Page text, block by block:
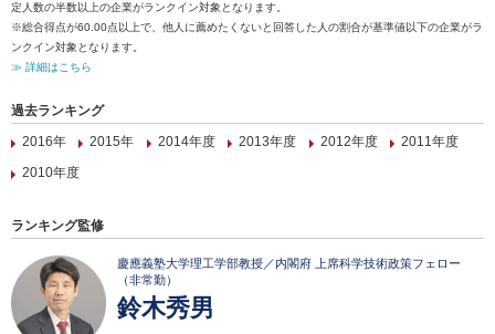
定人数の半数以上の企業がランクイン対象となります。
※総合得点が60.00点以上で、他人に薦めたくないと回答した人の割合が基準値以下の企業がラ
ンクイン対象となります。
≫ 詳細はこちら
過去ランキング
2016年
2015年 2014年度 2013年度 2012年度
2011年度
2010年度
ランキング監修
慶應義塾大学理工学部教授／内閣府 上席科学技術政策フェロー
（非常勤）
鈴木秀男